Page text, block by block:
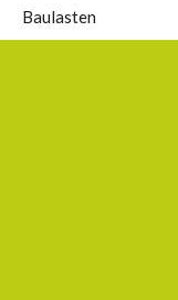
Baulasten